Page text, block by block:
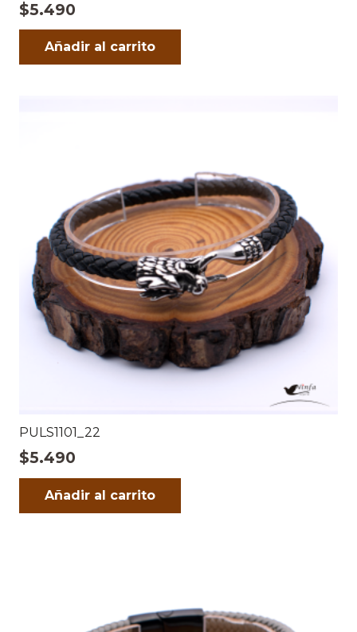
$5.490
Añadir al carrito
PULS1101_22
$5.490
Añadir al carrito